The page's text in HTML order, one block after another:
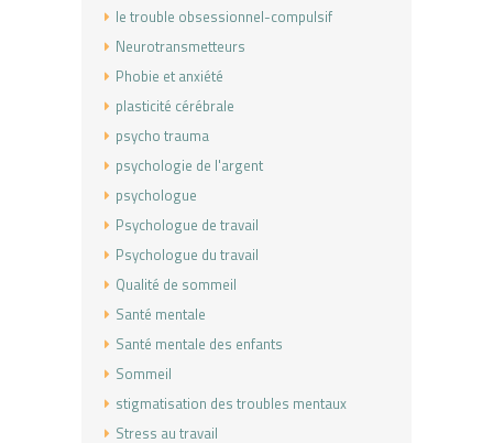
le trouble obsessionnel-compulsif
Neurotransmetteurs
Phobie et anxiété
plasticité cérébrale
psycho trauma
psychologie de l'argent
psychologue
Psychologue de travail
Psychologue du travail
Qualité de sommeil
Santé mentale
Santé mentale des enfants
Sommeil
stigmatisation des troubles mentaux
Stress au travail